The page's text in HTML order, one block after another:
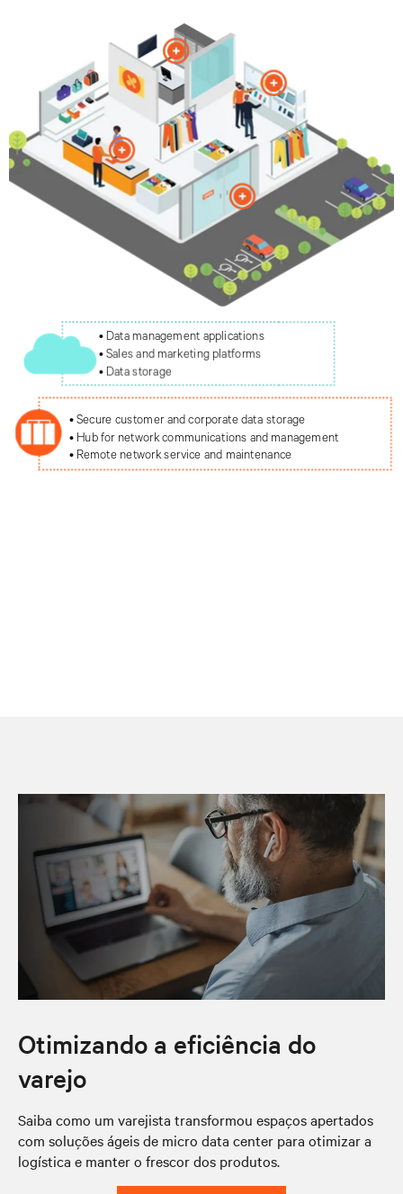
Otimizando a eficiência do
varejo
Saiba como um varejista transformou espaços apertados
com soluções ágeis de micro data center para otimizar a
logística e manter o frescor dos produtos.